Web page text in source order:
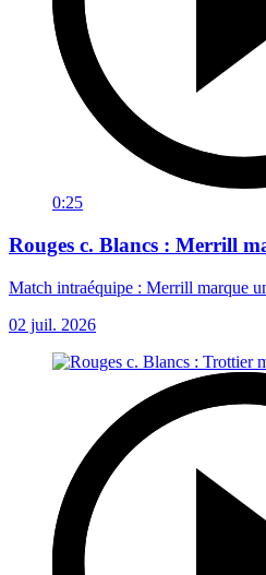
0:25
Rouges c. Blancs : Merrill
Match intraéquipe : Merrill marque
02 juil. 2026